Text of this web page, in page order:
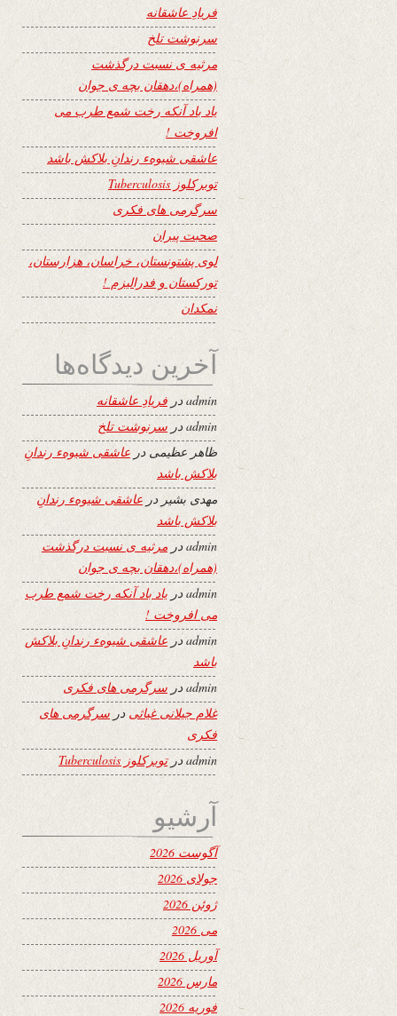
فریادِ عاشقانه
سرنوشت تلخ
مرثیه ی نسبت درگذشت
(همراه)،دهقان بچه ی جوان
یاد باد آنکه رخت شمع طرب می
افروخت !
عاشقی شیوهء رندانِ بلاکش باشد
توبرکلوز Tuberculosis
سرگرمی های فکری
صحبت پیران
لوی پشتونستان، خراسان، هزارستان،
تورکستان و فدرالیزم !
نمکدان
آخرین دیدگاه‌ها
adminدر فریادِ عاشقانه
adminدر سرنوشت تلخ
ظاهر عظیمی در عاشقی شیوهء رندانِ
بلاکش باشد
مهدی بشیر در عاشقی شیوهء رندانِ
بلاکش باشد
adminدر مرثیه ی نسبت درگذشت
(همراه)،دهقان بچه ی جوان
admin در یاد باد آنکه رخت شمع طرب
می افروخت !
adminدر عاشقی شیوهء رندانِ بلاکش
باشد
adminدر سرگرمی های فکری
غلام جیلانی غیاثی در سرگرمی های
فکری
adminدرتوبرکلوز Tuberculosis
آرشیو
آگوست 2026
جولای 2026
ژوئن 2026
می 2026
آوریل 2026
مارس 2026
فوریه 2026